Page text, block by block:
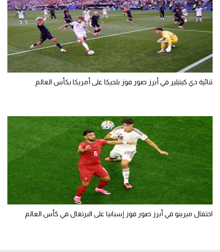
ثنائية دي كيتيلير في أبرز صور فوز بلجيكا على أمريكا بكأس العالم
احتفال ميرينو في أبرز صور فوز إسبانيا على البرتغال في كأس العالم